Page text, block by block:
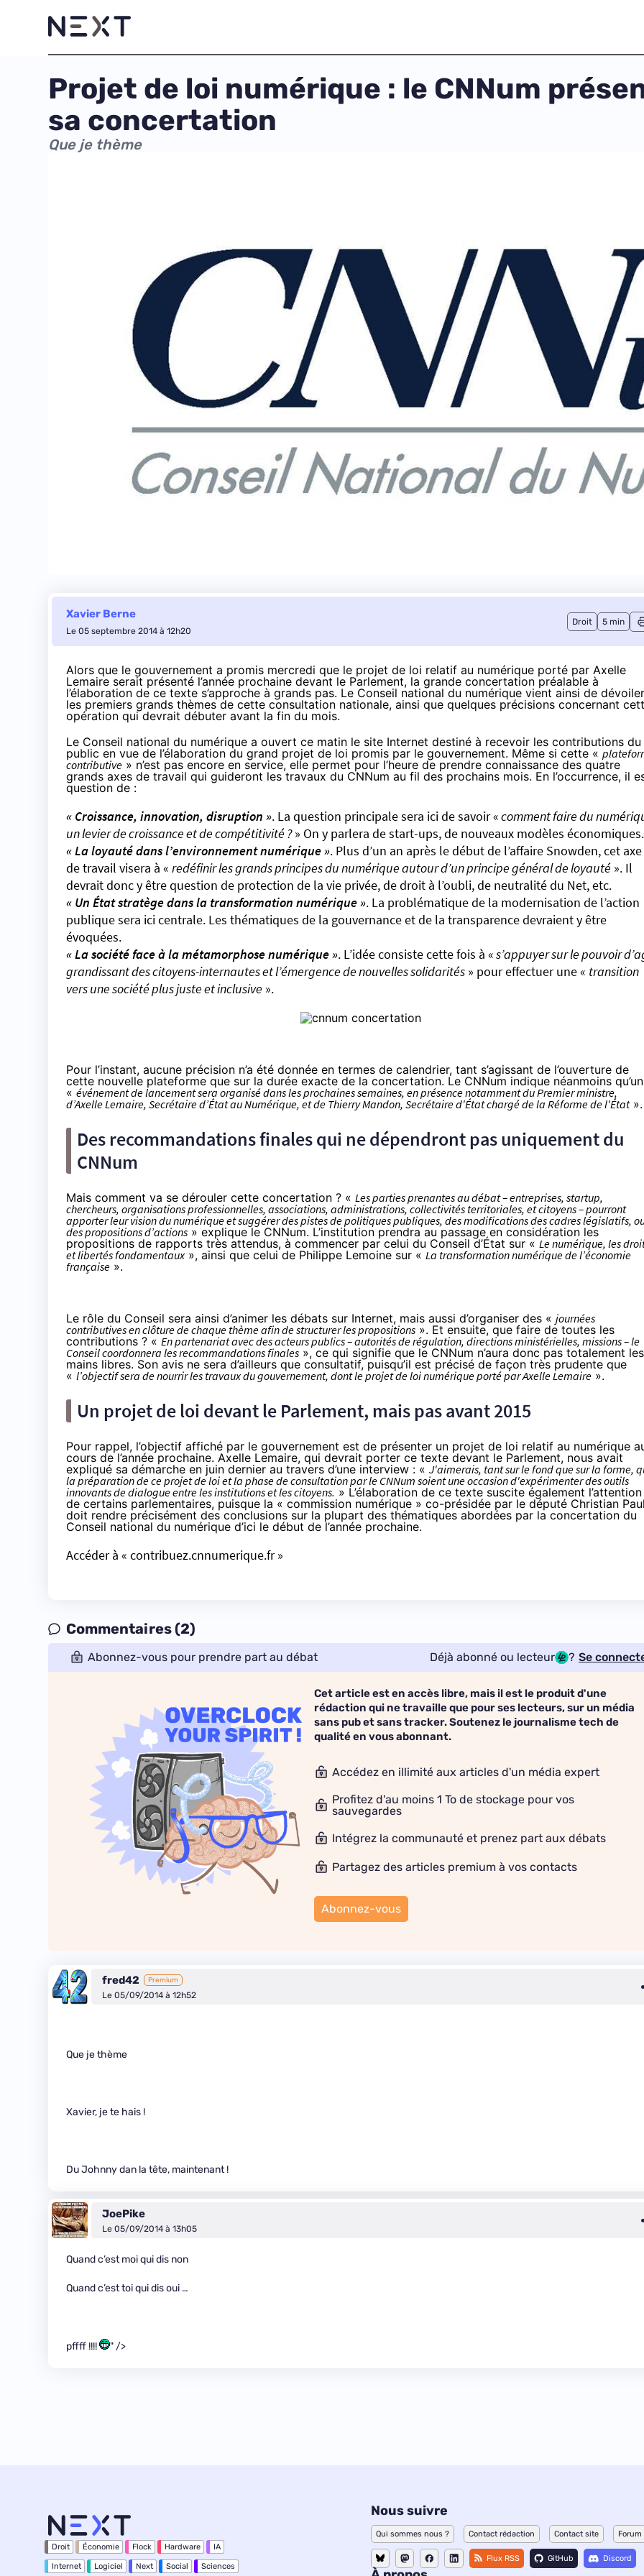
Projet de loi numérique : le CNNum
sa concertation
Que je thème
Xavier Berne
Le 05 septembre 2014 à 12h20
Droit 5 min
Alors que le gouvernement a promis mercredi que le projet de loi relatif au numérique porté par Axelle
Lemaire serait présenté l’année prochaine devant le Parlement, la grande concertation préalable à
l’élaboration de ce texte s’approche à grands pas. Le Conseil national du numérique vient ainsi de dévoiler
les premiers grands thèmes de cette consultation nationale, ainsi que quelques précisions concernant
opération qui devrait débuter avant la fin du mois.
Le Conseil national du numérique a ouvert ce matin le site Internet destiné à recevoir les contributions du
public en vue de l’élaboration du grand projet de loi promis par le gouvernement. Même si cette «
contributive » n’est pas encore en service, elle permet pour l’heure de prendre connaissance des quatre
grands axes de travail qui guideront les travaux du CNNum au fil des prochains mois. En l’occurrence, il
question de :
« Croissance, innovation, disruption ». La question principale sera ici de savoir «comment faire du
un levier de croissance et de compétitivité ?» On y parlera de start-ups, de nouveaux modèles
« La loyauté dans l’environnement numérique ». Plus d’un an après le début de l’affaire Snowden, cet axe
de travail visera à « redéfinir les grands principes du numérique autour d’un principe général de loyauté ». Il
devrait donc y être question de protection de la vie privée, de droit à l’oubli, de neutralité du Net, etc.
« Un État stratège dans la transformation numérique ». La problématique de la modernisation de l’action
publique sera ici centrale. Les thématiques de la gouvernance et de la transparence devraient y être
évoquées.
« La société face à la métamorphose numérique ». L’idée consiste cette fois à «s’appuyer sur le pouvoir
grandissant des citoyens-internautes et l’émergence de nouvelles solidarités » pour effectuer une « transition
vers une société plus juste et inclusive ».
Pour l’instant, aucune précision n’a été donnée en termes de calendrier, tant s’agissant de l’ouverture de
cette nouvelle plateforme que sur la durée exacte de la concertation. Le CNNum indique néanmoins qu’un
« événement de lancement sera organisé dans les prochaines semaines, en présence notamment du Premier ministre,
d’Axelle Lemaire, Secrétaire d’État au Numérique, et de Thierry Mandon, Secrétaire d'État chargé de la Réforme de l'État».
Des recommandations finales qui ne dépendront pas uniquement du
CNNum
Mais comment va se dérouler cette concertation ? « Les parties prenantes au débat – entreprises, startup,
chercheurs, organisations professionnelles, associations, administrations, collectivités territoriales, et citoyens – pourront
apporter leur vision du numérique et suggérer des pistes de politiques publiques, des modifications des cadres législatifs,
des propositions d’actions » explique le CNNum. L’institution prendra au passage en considération les
propositions de rapports très attendus, à commencer par celui du Conseil d’État sur « Le numérique, les
et libertés fondamentaux», ainsi que celui de Philippe Lemoine sur « La transformation numérique de l’économie
française ».
Le rôle du Conseil sera ainsi d’animer les débats sur Internet, mais aussi d’organiser des « journées
contributives en clôture de chaque thème afin de structurer les propositions ». Et ensuite, que faire de toutes les
contributions ? « En partenariat avec des acteurs publics – autorités de régulation, directions ministérielles, missions – le
Conseil coordonnera les recommandations finales », ce qui signifie que le CNNum n’aura donc pas totalement les
mains libres. Son avis ne sera d’ailleurs que consultatif, puisqu’il est précisé de façon très prudente que
« l’objectif sera de nourrir les travaux du gouvernement, dont le projet de loi numérique porté par Axelle Lemaire ».
Un projet de loi devant le Parlement, mais pas avant 2015
Pour rappel, l’objectif affiché par le gouvernement est de présenter un projet de loi relatif au numérique
cours de l’année prochaine. Axelle Lemaire, qui devrait porter ce texte devant le Parlement, nous avait
expliqué sa démarche en juin dernier au travers d’une interview : « J'aimerais, tant sur le fond que sur la forme,
la préparation de ce projet de loi et la phase de consultation par le CNNum soient une occasion d'expérimenter des outils
innovants de dialogue entre les institutions et les citoyens. » L’élaboration de ce texte suscite également l’attention
de certains parlementaires, puisque la « commission numérique » co-présidée par le député Christian
doit rendre précisément des conclusions sur la plupart des thématiques abordées par la concertation du
Conseil national du numérique d’ici le début de l’année prochaine.
Accéder à « contribuez.cnnumerique.fr »
Commentaires (2)
Abonnez-vous pour prendre part au débat Déjà abonné ou lecteur ? Se
Cet article est en accès libre, mais il est le produit d'une
rédaction qui ne travaille que pour ses lecteurs, sur un média
sans pub et sans tracker. Soutenez le journalisme tech de
qualité en vous abonnant.
Accédez en illimité aux articles d'un média expert
Profitez d'au moins 1 To de stockage pour vos
sauvegardes
Intégrez la communauté et prenez part aux débats
Partagez des articles premium à vos contacts
Abonnez-vous
fred42 Premium
Le 05/09/2014 à 12h52
Que je thème
Xavier, je te hais !
Du Johnny dan la tête, maintenant !
JoePike
Le 05/09/2014 à 13h05
Quand c’est moi qui dis non
Quand c’est toi qui dis oui …
pffff !!!! " />
Droit Économie Flock Hardware IA
Internet Logiciel Next Social Sciences
Nous suivre
Qui sommes nous ? Contact rédaction Contact site Forum
Flux RSS GitHub Discord